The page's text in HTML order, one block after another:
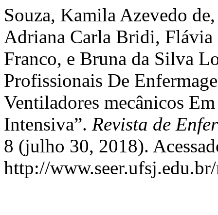
Souza, Kamila Azevedo
Adriana Carla Bridi, Flávia
Franco, e Bruna da Silva
Profissionais De
Ventiladores mecânicos
Intensiva”. Revista de
8 (julho 30, 2018).
http://